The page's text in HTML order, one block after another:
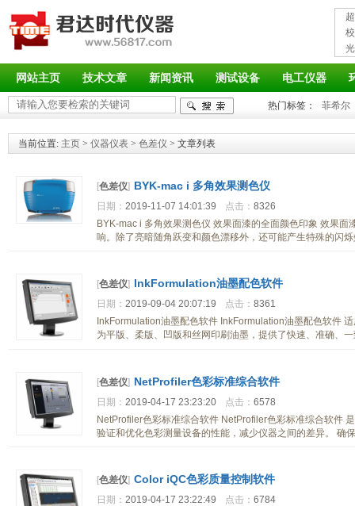
网站主页 技术文章 新闻资讯 测试设备 电工仪器
热门标签： 菲希尔
当前位置: 主页 > 仪器仪表 > 色差仪 > 文章列表
[色差仪] BYK-mac i 多角效果测色仪
日期： 2019-11-07 14:01:39 点击： 8326
BYK-mac i 多角效果测色仪 效果面漆的全面颜色印象 效果
响。除了亮暗随角跃变和颜色漂移外，还可能产生特殊的闪
[色差仪] InkFormulation油墨配色软件
日期： 2019-09-04 20:07:19 点击： 8361
InkFormulation油墨配色软件 InkFormulation油墨配色软件
为平版、柔版、凹版和丝网印刷油墨，提供了快速、准确、
[色差仪] NetProfiler色彩标准综合软件
日期： 2019-04-17 23:23:20 点击： 6578
NetProfiler色彩标准综合软件 NetProfiler色彩标准综合软件
验证和优化色彩测量设备的性能，减少仪器之间的差异。 确
[色差仪] Color iQC色彩质量控制软件
日期： 2019-04-17 23:22:49 点击： 6784